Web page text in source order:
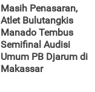
Masih Penasaran,
Atlet Bulutangkis
Manado Tembus
Semifinal Audisi
Umum PB Djarum di
Makassar